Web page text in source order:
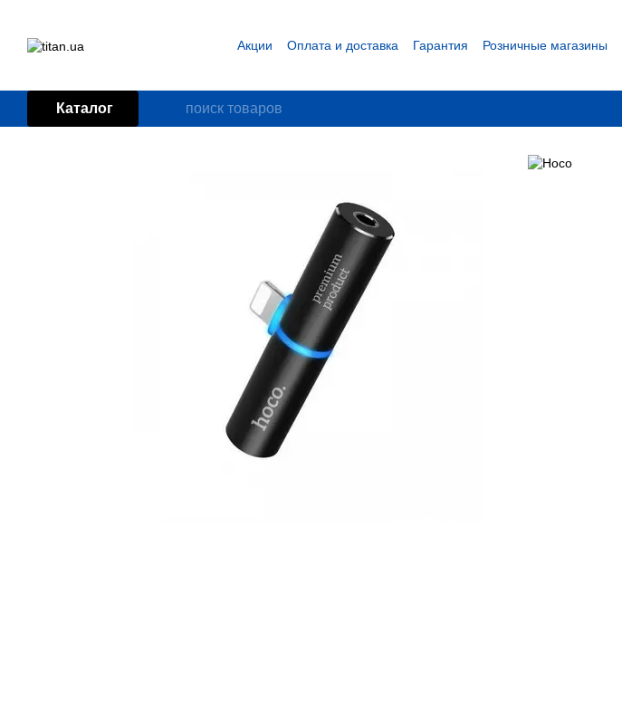
Акции Оплата и доставка Гарантия Розничные магазины
Каталог